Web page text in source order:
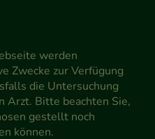
werden
Zwecke zur Verfügung
die Untersuchung
Arzt. Bitte beachten Sie,
gestellt noch
können.